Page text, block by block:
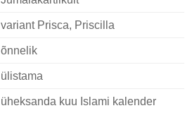
variant Prisca, Priscilla
õnnelik
ülistama
üheksanda kuu Islami kalender